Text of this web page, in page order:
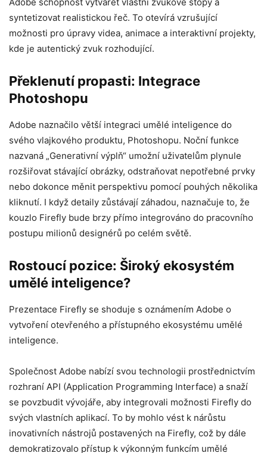
syntetizovat realistickou řeč. To otevírá vzrušující
možnosti pro úpravy videa, animace a interaktivní projekty,
kde je autentický zvuk rozhodující.
Překlenutí propasti: Integrace
Photoshopu
Adobe naznačilo větší integraci umělé inteligence do
svého vlajkového produktu, Photoshopu. Noční funkce
nazvaná „Generativní výplň“ umožní uživatelům plynule
rozšiřovat stávající obrázky, odstraňovat nepotřebné prvky
nebo dokonce měnit perspektivu pomocí pouhých několika
kliknutí. I když detaily zůstávají záhadou, naznačuje to, že
kouzlo Firefly bude brzy přímo integrováno do pracovního
postupu milionů designérů po celém světě.
Rostoucí pozice: Široký ekosystém
umělé inteligence?
Prezentace Firefly se shoduje s oznámením Adobe o
vytvoření otevřeného a přístupného ekosystému umělé
inteligence.
Společnost Adobe nabízí svou technologii prostřednictvím
rozhraní API (Application Programming Interface) a snaží
se povzbudit vývojáře, aby integrovali možnosti Firefly do
svých vlastních aplikací. To by mohlo vést k nárůstu
inovativních nástrojů postavených na Firefly, což by dále
demokratizovalo přístup k výkonným funkcím umělé